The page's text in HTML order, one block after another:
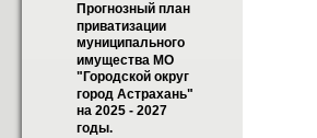
Прогнозный план
приватизации
муниципального
имущества МО
"Городской округ
город Астрахань"
на 2025 - 2027
годы.